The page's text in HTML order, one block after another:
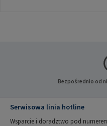
Bezpośrednio od
Serwisowa linia hotline
Wsparcie i doradztwo pod